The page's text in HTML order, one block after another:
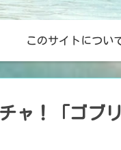
このサイトについ
ャ！「ゴブ